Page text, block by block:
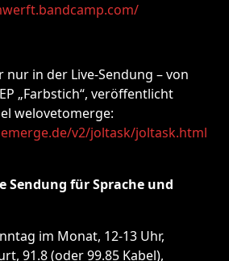
nur in der Live-Sendung – von
„Farbstich“, veröffentlicht
welovetomerge:
v2/joltask/joltask.html
Sendung für Sprache und
im Monat, 12-13 Uhr,
91.8 (oder 99.85 Kabel),